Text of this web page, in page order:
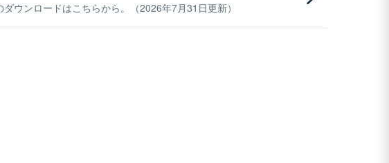
ウンロードはこちらから。（2026年7月31日更新）